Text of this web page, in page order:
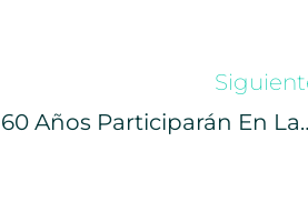
Deportistas Mayores De 60 Años